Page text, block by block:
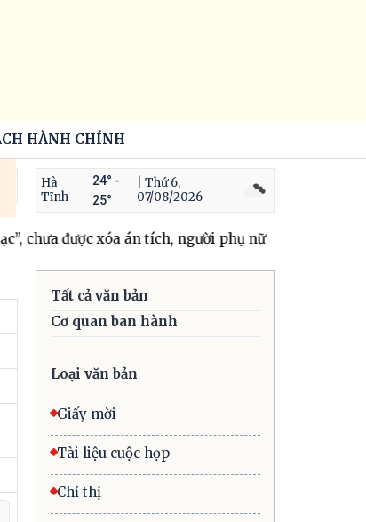
HÀNH CHÍNH
Hà
Tĩnh
24° -
25°
| Thứ 6,
07/08/2026
chưa được xóa án tích, người phụ nữ tiếp tục thực
Tất cả văn bản
Cơ quan ban hành
Loại văn bản
Giấy mời
Tài liệu cuộc họp
Chỉ thị